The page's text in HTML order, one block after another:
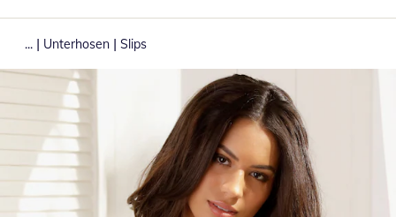
... | Unterhosen | Slips